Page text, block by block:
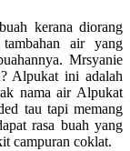
kerana diorang
tambahan air yang
Mrsyanie
Alpukat ini adalah
nama air Alpukat
tau tapi memang
rasa buah yang
campuran coklat.